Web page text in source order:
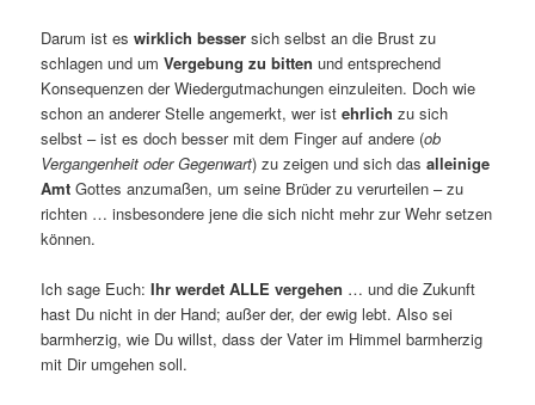
Darum ist eswirklich besser sich selbst an die Brust zu
schlagen und umVergebung zu bitten und entsprechend
Konsequenzen der Wiedergutmachungen einzuleiten. Doch wie
schon an anderer Stelle angemerkt, wer istehrlich zu sich
selbst – ist es doch besser mit dem Finger auf andere (ob
Vergangenheit oder Gegenwart) zu zeigen und sich dasalleinige
Amt Gottes anzumaßen, um seine Brüder zu verurteilen – zu
richten … insbesondere jene die sich nicht mehr zur Wehr setzen
können.
Ich sage Euch:Ihr werdet ALLE vergehen … und die Zukunft
hast Du nicht in der Hand; außer der, der ewig lebt. Also sei
barmherzig, wie Du willst, dass der Vater im Himmel barmherzig
mit Dir umgehen soll.